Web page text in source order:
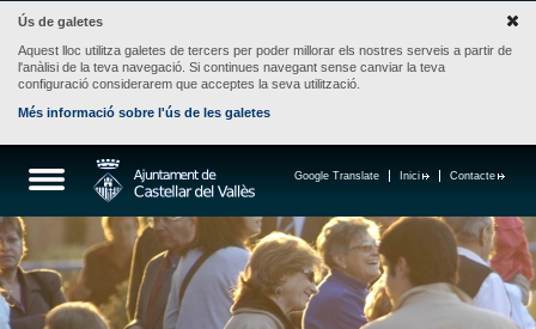
Ús de galetes
Aquest lloc utilitza galetes de tercers per poder millorar els nostres serveis a partir de
l'anàlisi de la teva navegació. Si continues navegant sense canviar la teva
configuració considerarem que acceptes la seva utilització.
Més informació sobre l'ús de les galetes
Contacte
Inici
Google Translate